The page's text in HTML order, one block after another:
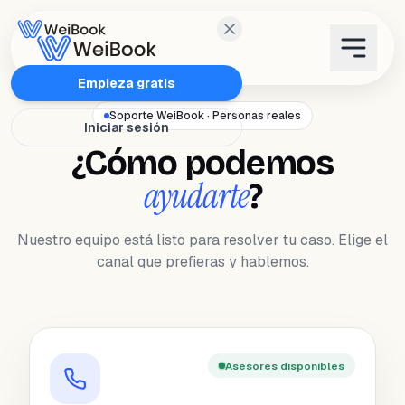
Características
Planes
Blog
Empieza gratis
Iniciar sesión
Soporte WeiBook · Personas reales
¿Cómo podemos
ayudarte?
Nuestro equipo está listo para resolver tu caso. Elige el
canal que prefieras y hablemos.
Asesores disponibles